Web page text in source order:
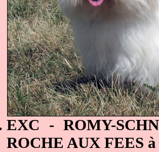
EXC - ROMY-
ROCHE AUX FEES